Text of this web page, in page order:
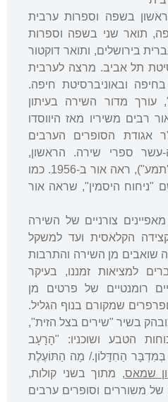
בשפה וספרות ערבית
תואר שני בשפה וספרות
בירושלים, ותואר דוקטור
תל אביב. מרצה לערבית
ובאוניברסיטת חיפה.
עורך מדור השירה בעיתון
רבים משיריו מאז היווסדו
כיו"ר אגודת הסופרים הערבים
עשר ספרי שירה. הראשון,
סלמא (מנשוראת "אל-מוג'תמע"), ראה אור ב-1956. כמו
"ניחוח היסמין", שראה אור
צורניים של השירה
הקלאסית ועד למשקל
שואבים מן השירה והתרבות
למציאות זמננו, בעיקר
רומנטיים של פרטים מן
שמקורם בנוף הגליל.
בשיר "שירים בצל הזית",
הטבע ושוכניו: "הָרָעָב
בְּמִדְבָּר הַחִדָּלוֹן./ מָה הַתּוֹעֶלֶת
שמאס, מתוך בשני קולות,
של משוררים וסופרים ערבים